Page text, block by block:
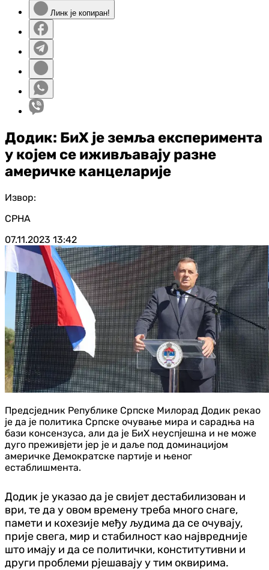
Линк је копиран!
Додик: БиХ је земља експеримента
у којем се иживљавају разне
америчке канцеларије
Извор:
СРНА
07.11.2023 13:42
Предсједник Републике Српске Милорад Додик рекао
је да је политика Српске очување мира и сарадња на
бази консензуса, али да је БиХ неуспјешна и не може
дуго преживјети јер је и даље под доминацијом
америчке Демократске партије и њеног
естаблишмента.
Додик је указао да је свијет дестабилизован и
ври, те да у овом времену треба много снаге,
памети и кохезије међу људима да се очувају,
прије свега, мир и стабилност као највредније
што имају и да се политички, конститутивни и
други проблеми рјешавају у тим оквирима.